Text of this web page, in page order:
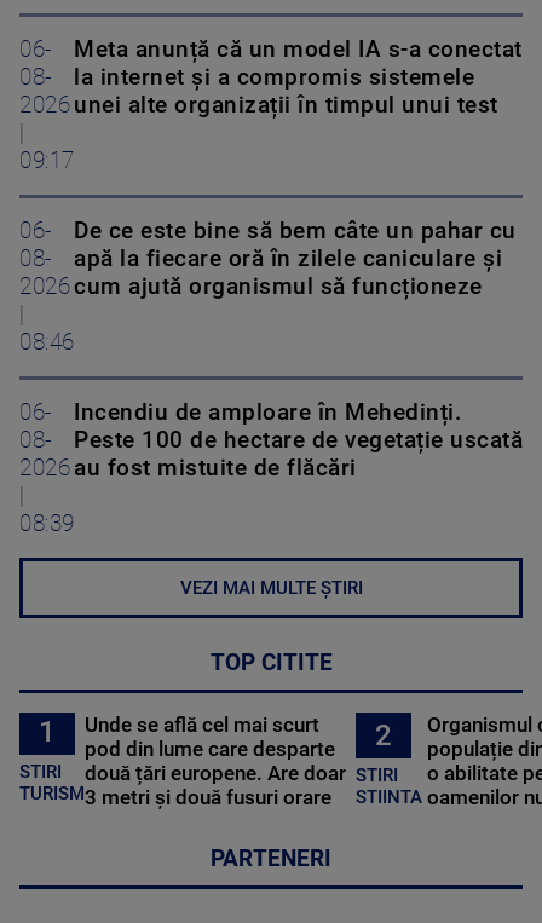
06-
08-
2026
09:17
Meta anunță că un model IA s-a conectat
la internet și a compromis sistemele
unei alte organizații în timpul unui test
06-
08-
2026
08:46
De ce este bine să bem câte un pahar cu
apă la fiecare oră în zilele caniculare și
cum ajută organismul să funcționeze
06-
08-
2026
08:39
Incendiu de amploare în Mehedinți.
Peste 100 de hectare de vegetație uscată
au fost mistuite de flăcări
VEZI MAI MULTE ȘTIRI
TOP CITITE
1
STIRI
TURISM
Unde se află cel mai scurt
pod din lume care desparte
două țări europene. Are doar
3 metri și două fusuri orare
2
STIRI
STIINTA
Organismul
populație
o abilitate
oamenilor
PARTENERI